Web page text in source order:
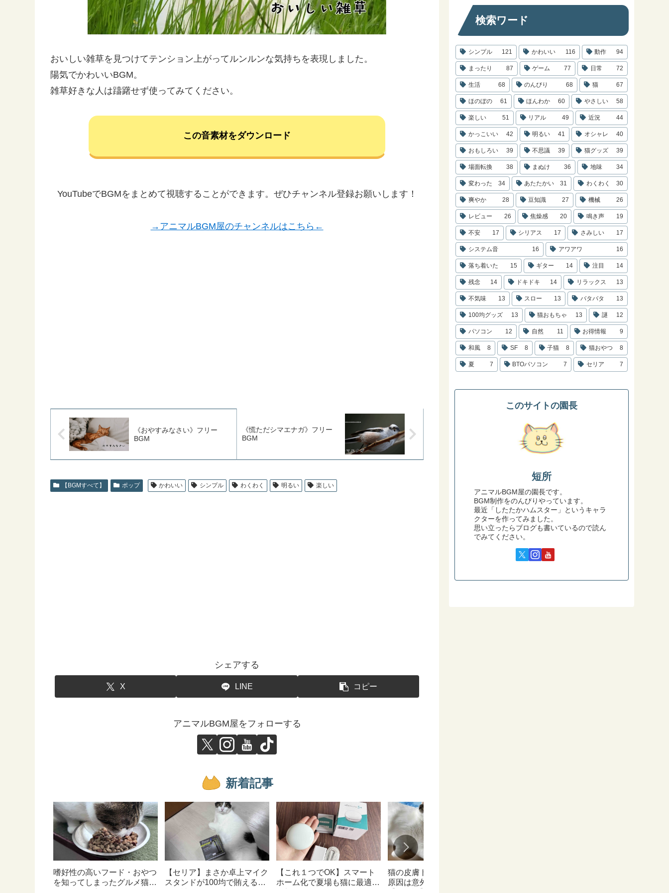
おいしい雑草を見つけてテンション上がってルンルンな気持ちを表現しました。
陽気でかわいいBGM。
雑草好きな人は躊躇せず使ってみてください。
この音素材をダウンロード
YouTubeでBGMをまとめて視聴することができます。ぜひチャンネル登録お願いします！
→アニマルBGM屋のチャンネルはこちら←
《おやすみなさい》フリー
BGM
《慌ただシマエナガ》フリー
BGM
【BGMすべて】 ポップ かわいい シンプル わくわく 明るい 楽しい
シェアする
X LINE コピー
アニマルBGM屋をフォローする
新着記事
嗜好性の高いフード・おやつ
を知ってしまったグルメ猫の
【セリア】まさか卓上マイク
スタンドが100均で賄えるな
【これ１つでOK】スマート
ホーム化で夏場も猫に最適な
猫の皮膚トラブル、根本的な
原因は意外なとこにあるかも
検索ワード
シンプル 121 かわいい 116 動作 94
まったり 87 ゲーム 77 日常 72
生活 68 のんびり 68 猫 67
ほのぼの 61 ほんわか 60 やさしい 58
楽しい 51 リアル 49 近況 44
かっこいい 42 明るい 41 オシャレ 40
おもしろい 39 不思議 39 猫グッズ 39
場面転換 38 まぬけ 36 地味 34
変わった 34 あたたかい 31 わくわく 30
爽やか 28 豆知識 27 機械 26
レビュー 26 焦燥感 20 鳴き声 19
不安 17 シリアス 17 さみしい 17
システム音 16 アワアワ 16
落ち着いた 15 ギター 14 注目 14
残念 14 ドキドキ 14 リラックス 13
不気味 13 スロー 13 バタバタ 13
100均グッズ 13 猫おもちゃ 13 謎 12
パソコン 12 自然 11 お得情報 9
和風 8 SF 8 子猫 8 猫おやつ 8
夏 7 BTOパソコン 7 セリア 7
このサイトの園長
短所
アニマルBGM屋の園長です。
BGM制作をのんびりやっています。
最近「したたかハムスター」というキャラ
クターを作ってみました。
思い立ったらブログも書いているので読ん
でみてください。